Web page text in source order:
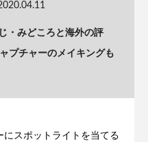
・みどころと海外の評
プチャーのメイキングも
にスポットライトを当てる